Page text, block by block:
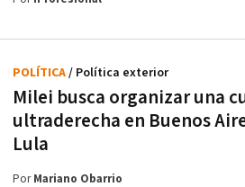
Milei busca organizar una
ultraderecha en Buenos
Lula
POLÍTICA/ Política exterior
PorMariano Obarrio